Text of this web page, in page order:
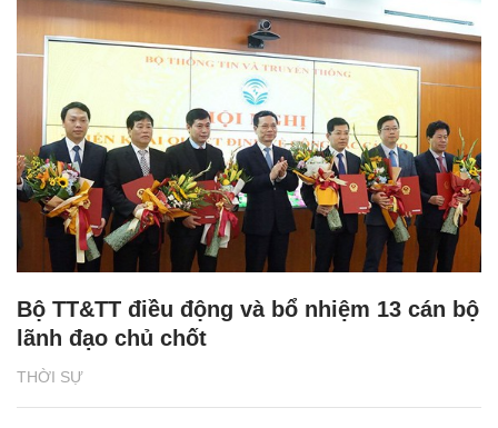
THỜI SỰ
Bộ TT&TT điều động và bổ nhiệm 13 cán bộ
lãnh đạo chủ chốt